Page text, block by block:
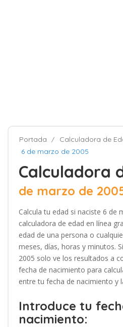
Portada
Calculadora de
6 de marzo de 2005
Calculadora
de marzo de
Calcula tu edad si naciste 6 de
calculadora de edad en línea
edad de una persona o
meses, días, horas y minutos.
2005 solo ve los resultados a
fecha de nacimiento para
entre tu fecha de nacimiento y
Introduce tu
nacimiento: